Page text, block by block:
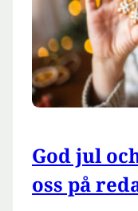
God jul
oss på